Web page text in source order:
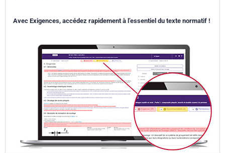
Avec Exigences, accédez rapidement à l’essentiel du texte normatif !